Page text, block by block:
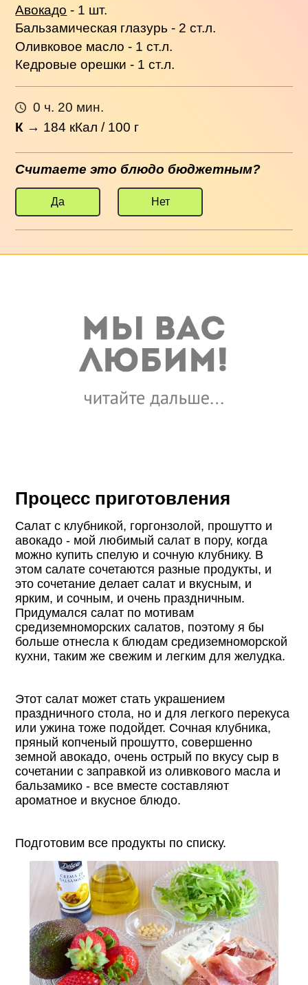
Авокадо - 1 шт.
Бальзамическая глазурь - 2 ст.л.
Оливковое масло - 1 ст.л.
Кедровые орешки - 1 ст.л.
0 ч. 20 мин.
К → 184 кКал / 100 г
Считаете это блюдо бюджетным?
Да Нет
Процесс приготовления
Салат с клубникой, горгонзолой, прошутто и
авокадо - мой любимый салат в пору, когда
можно купить спелую и сочную клубнику. В
этом салате сочетаются разные продукты, и
это сочетание делает салат и вкусным, и
ярким, и сочным, и очень праздничным.
Придумался салат по мотивам
средиземноморских салатов, поэтому я бы
больше отнесла к блюдам средиземноморской
кухни, таким же свежим и легким для желудка.
Этот салат может стать украшением
праздничного стола, но и для легкого перекуса
или ужина тоже подойдет. Сочная клубника,
пряный копченый прошутто, совершенно
земной авокадо, очень острый по вкусу сыр в
сочетании с заправкой из оливкового масла и
бальзамико - все вместе составляют
ароматное и вкусное блюдо.
Подготовим все продукты по списку.